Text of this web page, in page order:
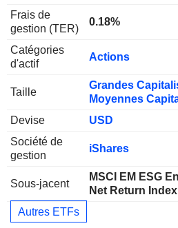
Frais de
gestion (TER)
0.18%
Catégories
d'actif
Actions
Taille
Grandes
Moyennes
Devise
USD
Société de
gestion
iShares
Sous-jacent
MSCI EM ESG
Net Return
Autres ETFs